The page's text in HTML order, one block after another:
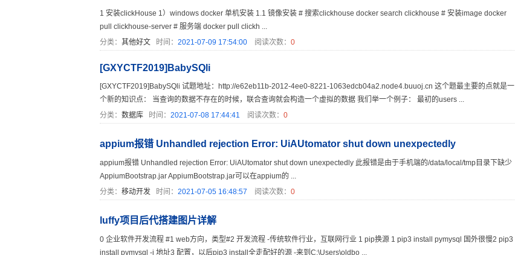
1 安装clickHouse 1）windows docker 单机安装 1.1 镜像安装 # 搜索clickhouse docker search clickhouse # 安装image docker
pull clickhouse-server # 服务端 docker pull clickh ...
分类： 其他好文时间： 2021-07-09 17:54:00阅读次数： 0
[GXYCTF2019]BabySQli
[GXYCTF2019]BabySQli 试题地址：http://e62eb11b-2012-4ee0-8221-1063edcb04a2.node4.buuoj.cn 这个题最主要的点就是一
个新的知识点： 当查询的数据不存在的时候，联合查询就会构造一个虚拟的数据 我们举一个例子： 最初的users ...
分类： 数据库时间： 2021-07-08 17:44:41 阅读次数： 0
appium报错 Unhandled rejection Error: UiAUtomator shut down unexpectedly
appium报错 Unhandled rejection Error: UiAUtomator shut down unexpectedly 此报错是由于手机端的/data/local/tmp目录下缺少
AppiumBootstrap.jar AppiumBootstrap.jar可以在appium的 ...
分类： 移动开发时间： 2021-07-05 16:48:57 阅读次数： 0
luffy项目后代搭建图片详解
0 企业软件开发流程 #1 web方向，类型#2 开发流程 -传统软件行业，互联网行业 1 pip换源 1 pip3 install pymysql 国外很慢2 pip3
install pymysql -i 地址3 配置，以后pip3 install全走配好的源 -来到C:\Users\oldbo ...